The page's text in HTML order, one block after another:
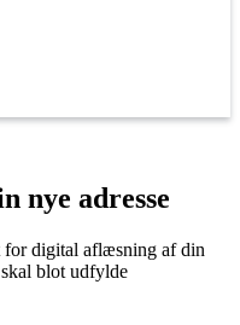
nye adresse
for digital aflæsning af din
blot udfylde